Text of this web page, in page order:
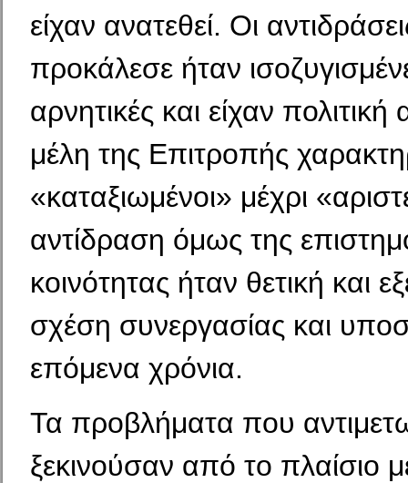
είχαν ανατεθεί. Οι
προκάλεσε ήταν
αρνητικές και είχαν
μέλη της Επιτροπής
«καταξιωμένοι» μέχρι
αντίδραση όμως της
κοινότητας ήταν θετική και
σχέση συνεργασίας και
επόμενα χρόνια.
Τα προβλήματα που
ξεκινούσαν από το πλαίσιο